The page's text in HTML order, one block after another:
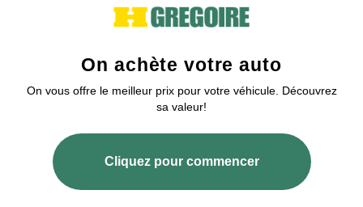
Vous pouvez nous contacter entre 9h et